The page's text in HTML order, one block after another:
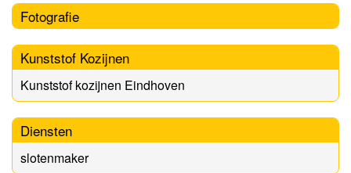
Fotografie
Kunststof Kozijnen
Kunststof kozijnen Eindhoven
Diensten
slotenmaker